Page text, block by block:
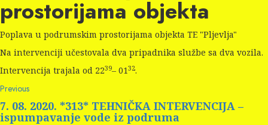
prostorijama objekta
Poplava u podrumskim prostorijama objekta TE "Pljevlja"
Na intervenciji učestovala dva pripadnika službe sa dva vozila.
Intervencija trajala od 2239– 0132.
Continue
Reading
PreviousPrevious
post:
7. 08. 2020. *313* TEHNIČKA INTERVENCIJA –
ispumpavanje vode iz podruma